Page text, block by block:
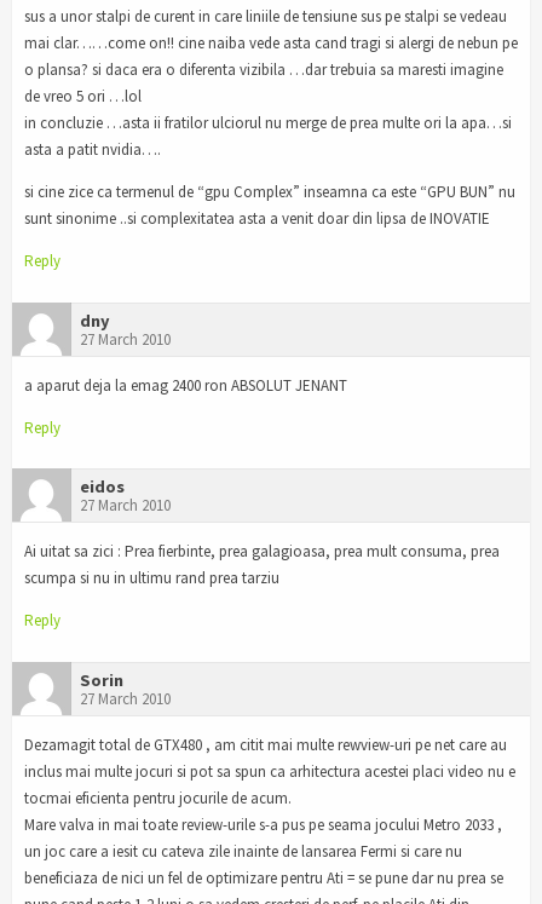
sus a unor stalpi de curent in care liniile de tensiune sus pe stalpi se vedeau
mai clar……come on!! cine naiba vede asta cand tragi si alergi de nebun pe
o plansa? si daca era o diferenta vizibila …dar trebuia sa maresti imagine
de vreo 5 ori …lol
in concluzie …asta ii fratilor ulciorul nu merge de prea multe ori la apa…si
asta a patit nvidia….
si cine zice ca termenul de “gpu Complex” inseamna ca este “GPU BUN” nu
sunt sinonime ..si complexitatea asta a venit doar din lipsa de INOVATIE
Reply
dny
27 March 2010
a aparut deja la emag 2400 ron ABSOLUT JENANT
Reply
eidos
27 March 2010
Ai uitat sa zici : Prea fierbinte, prea galagioasa, prea mult consuma, prea
scumpa si nu in ultimu rand prea tarziu
Reply
Sorin
27 March 2010
Dezamagit total de GTX480 , am citit mai multe rewview-uri pe net care au
inclus mai multe jocuri si pot sa spun ca arhitectura acestei placi video nu e
tocmai eficienta pentru jocurile de acum.
Mare valva in mai toate review-urile s-a pus pe seama jocului Metro 2033 ,
un joc care a iesit cu cateva zile inainte de lansarea Fermi si care nu
beneficiaza de nici un fel de optimizare pentru Ati = se pune dar nu prea se